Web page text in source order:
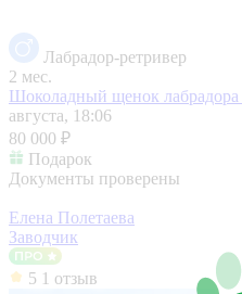
Лабрадор-ретривер
2 мес.
Шоколадный щенок лабрадора
августа, 18:06
80 000 ₽
Подарок
Документы проверены
Елена Полетаева
Заводчик
5 1 отзыв